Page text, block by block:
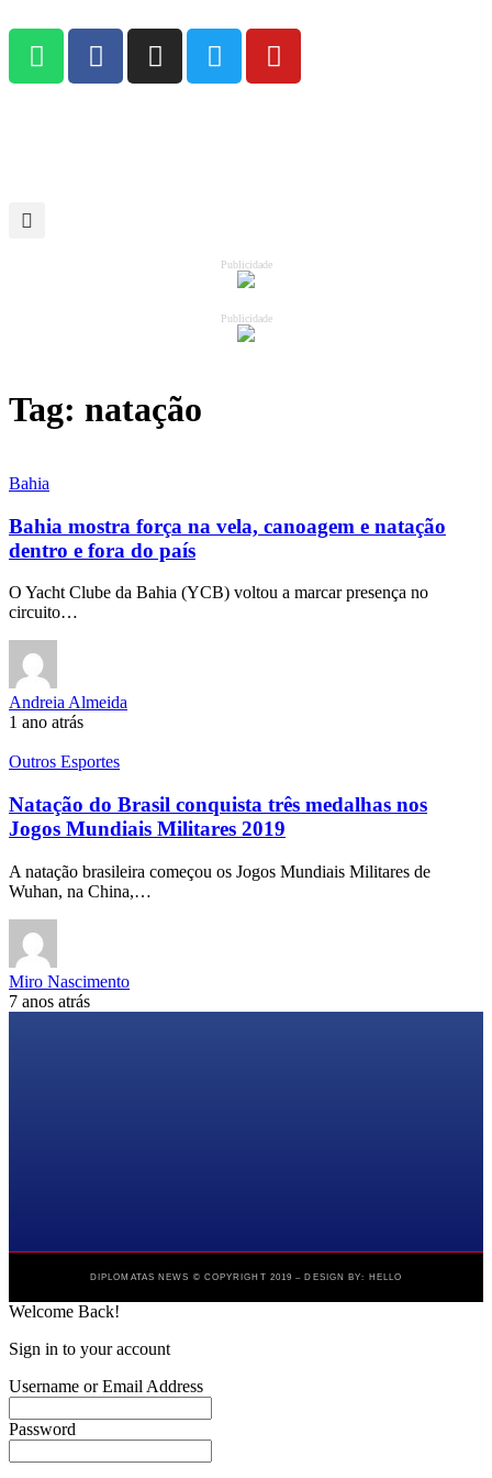
Publicidade
Publicidade
Tag: natação
Bahia
Bahia mostra força na vela, canoagem e natação
dentro e fora do país
O Yacht Clube da Bahia (YCB) voltou a marcar presença no
circuito…
Andreia Almeida
1 ano atrás
Outros Esportes
Natação do Brasil conquista três medalhas nos
Jogos Mundiais Militares 2019
A natação brasileira começou os Jogos Mundiais Militares de
Wuhan, na China,…
Miro Nascimento
7 anos atrás
DIPLOMATAS NEWS © COPYRIGHT 2019 – DESIGN BY: HELLO
Welcome Back!
Sign in to your account
Username or Email Address
Password